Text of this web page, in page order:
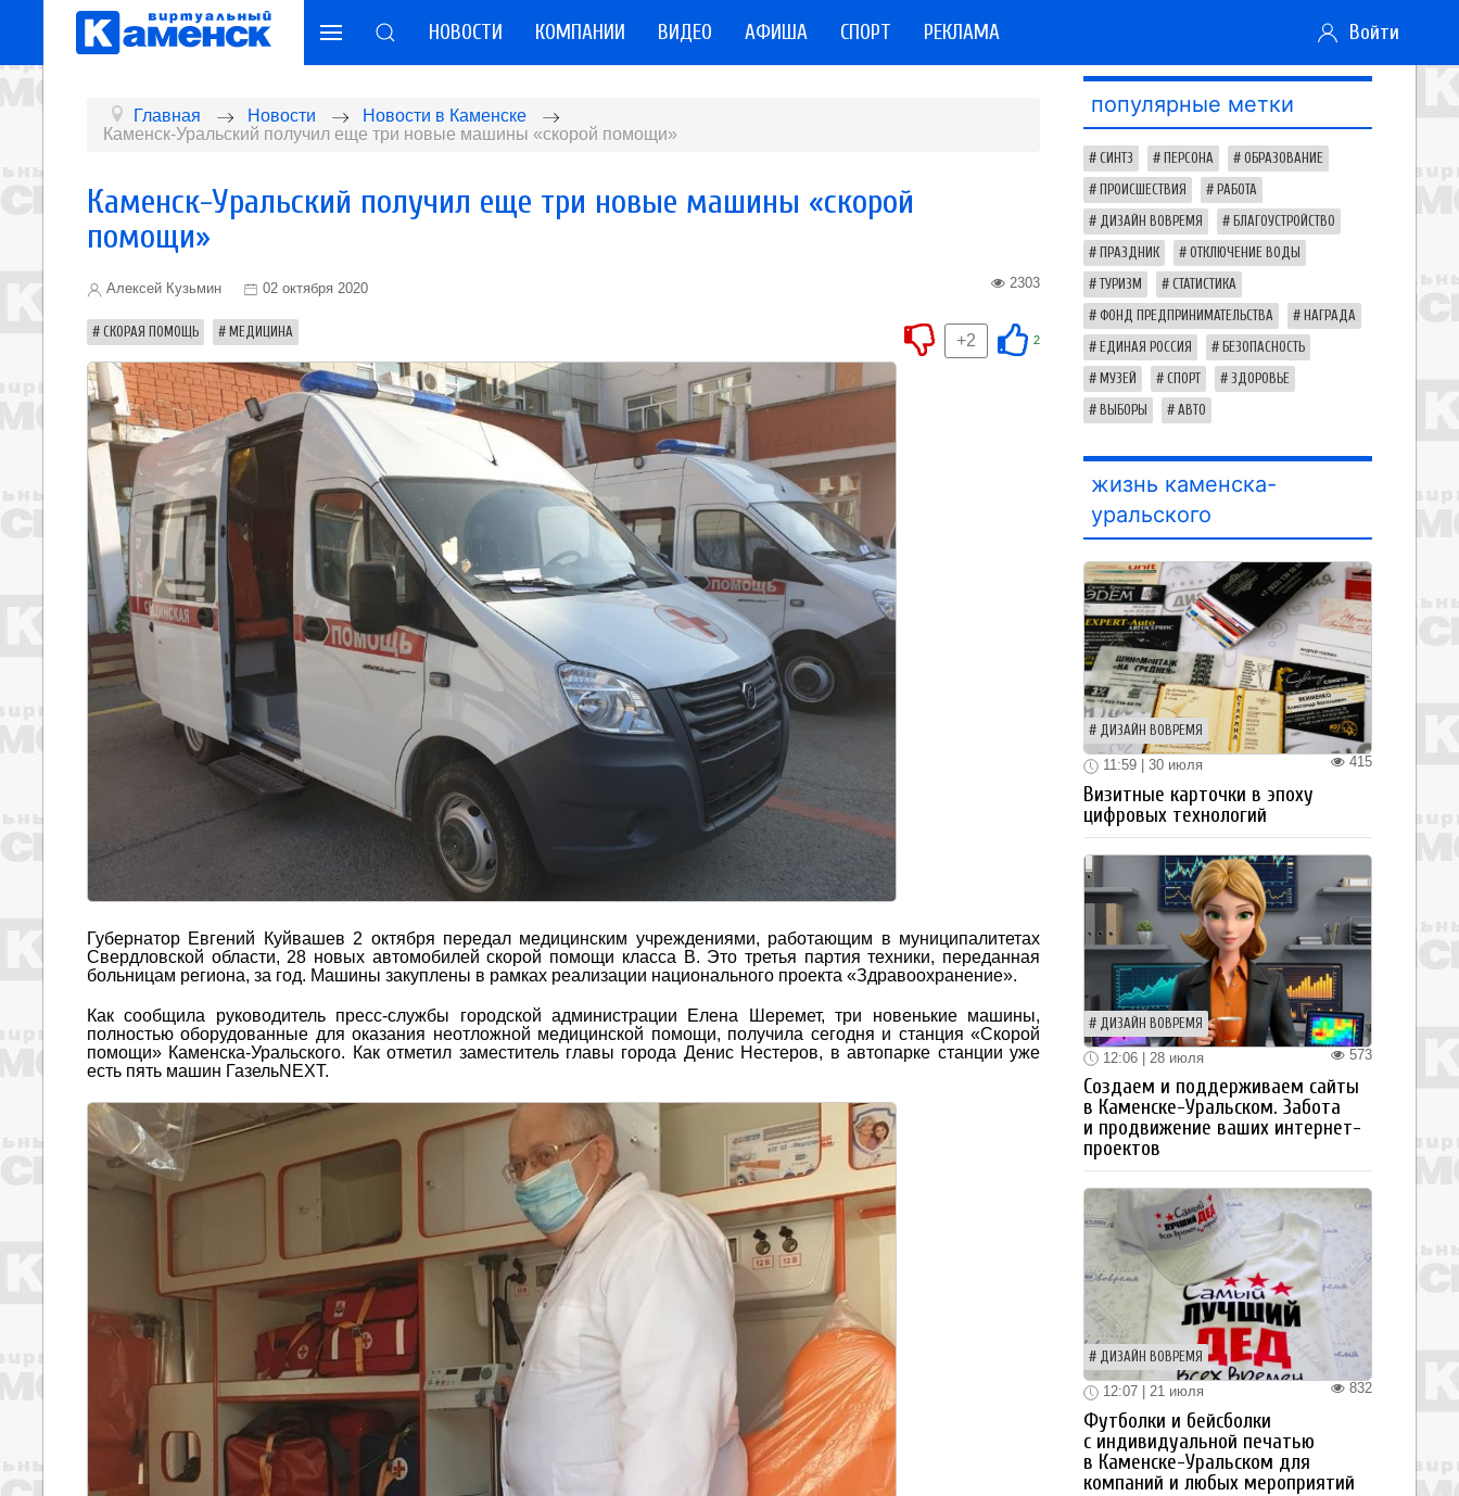
НОВОСТИ КОМПАНИИ ВИДЕО АФИША СПОРТ РЕКЛАМА Войти
Главная Новости
Новости в Каменске
Каменск-Уральский получил еще три новые машины «скорой помощи»
Каменск-Уральский получил еще три новые машины «скорой
помощи»
Алексей Кузьмин 02 октября 2020 2303
СКОРАЯ ПОМОЩЬ МЕДИЦИНА 2
+2
Губернатор Евгений Куйвашев 2 октября передал медицинским учреждениями, работающим в муниципалитетах
Свердловской области, 28 новых автомобилей скорой помощи класса В. Это третья партия техники, переданная
больницам региона, за год. Машины закуплены в рамках реализации национального проекта «Здравоохранение».
Как сообщила руководитель пресс-службы городской администрации Елена Шеремет, три новенькие машины,
полностью оборудованные для оказания неотложной медицинской помощи, получила сегодня и станция «Скорой
помощи» Каменска-Уральского. Как отметил заместитель главы города Денис Нестеров, в автопарке станции уже
есть пять машин ГазельNEXT.
популярные метки
СИНТЗ ПЕРСОНА ОБРАЗОВАНИЕ
ПРОИСШЕСТВИЯ РАБОТА
ДИЗАЙН ВОВРЕМЯ БЛАГОУСТРОЙСТВО
ПРАЗДНИК ОТКЛЮЧЕНИЕ ВОДЫ
ТУРИЗМ СТАТИСТИКА
ФОНД ПРЕДПРИНИМАТЕЛЬСТВА НАГРАДА
ЕДИНАЯ РОССИЯ БЕЗОПАСНОСТЬ
МУЗЕЙ СПОРТ ЗДОРОВЬЕ
ВЫБОРЫ АВТО
жизнь каменска-
уральского
ДИЗАЙН ВОВРЕМЯ
415
11:59 | 30 июля
Визитные карточки в эпоху
цифровых технологий
ДИЗАЙН ВОВРЕМЯ
573
12:06 | 28 июля
Создаем и поддерживаем сайты
в Каменске-Уральском. Забота
и продвижение ваших интернет-
проектов
ДИЗАЙН ВОВРЕМЯ
832
12:07 | 21 июля
Футболки и бейсболки
с индивидуальной печатью
в Каменске-Уральском для
компаний и любых мероприятий